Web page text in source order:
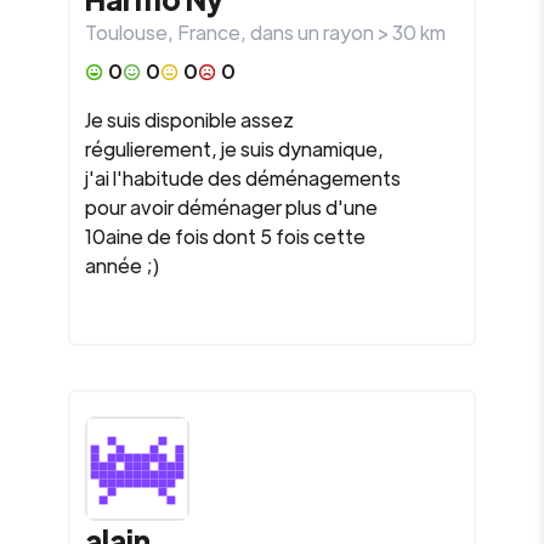
Toulouse, France, dans un rayon >30km
0
0 0
0
Je suis disponible assez
régulierement, je suis dynamique,
j'ai l'habitude des déménagements
pour avoir déménager plus d'une
10aine de fois dont 5 fois cette
année ;)